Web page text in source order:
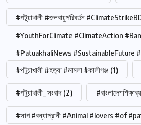
#পটুয়াখালী #জলবায়ুপরিবর্তন
#YouthForClimate #ClimateAction
#PatuakhaliNews #SustainableFuture
#পটুয়াখালী #হত্যা #মামলা #কালীগঞ্জ (1)
#পটুয়াখালী_সংবাদ (2)
#সাপ #বন্যাপ্রানী #Animal #lovers #of